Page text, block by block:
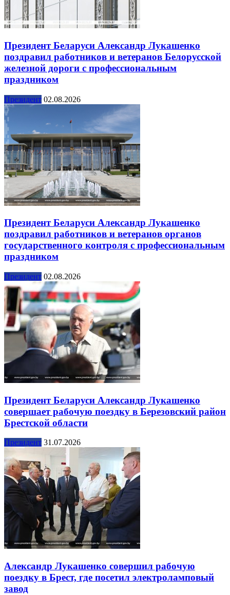
Президент Беларуси Александр Лукашенко
поздравил работников и ветеранов Белорусской
железной дороги с профессиональным
праздником
Президент 02.08.2026
Президент Беларуси Александр Лукашенко
поздравил работников и ветеранов органов
государственного контроля с профессиональным
праздником
Президент 02.08.2026
Президент Беларуси Александр Лукашенко
совершает рабочую поездку в Березовский район
Брестской области
Президент 31.07.2026
Александр Лукашенко совершил рабочую
поездку в Брест, где посетил электроламповый
завод